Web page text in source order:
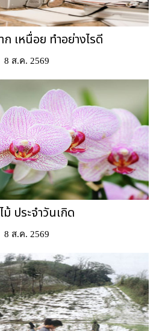
เหนื่อย ทำอย่างไรดี
8 ส.ค. 2569
ม้ ประจำวันเกิด
8 ส.ค. 2569